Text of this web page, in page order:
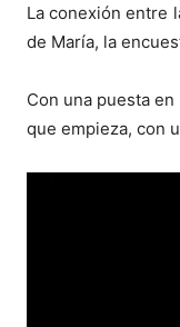
La conexión entre
de María, la
Con una puesta
que empieza, con